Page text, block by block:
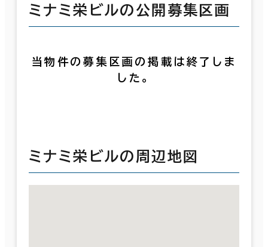
ミナミ栄ビルの公開募集区画
当物件の募集区画の掲載は終了しま
した。
ミナミ栄ビルの周辺地図